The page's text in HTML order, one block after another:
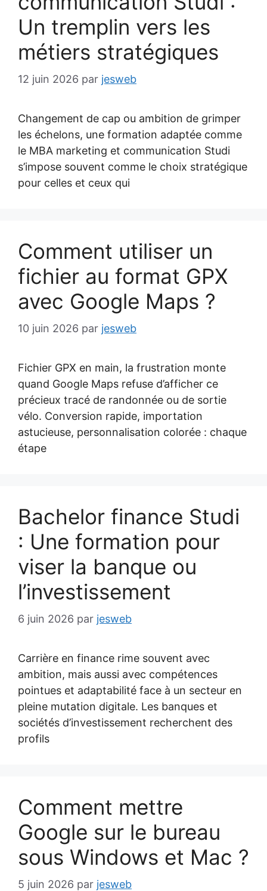
Un tremplin vers les
métiers stratégiques
12 juin 2026 par jesweb
Changement de cap ou ambition de grimper
les échelons, une formation adaptée comme
le MBA marketing et communication Studi
s’impose souvent comme le choix stratégique
pour celles et ceux qui
Comment utiliser un
fichier au format GPX
avec Google Maps ?
10 juin 2026 par jesweb
Fichier GPX en main, la frustration monte
quand Google Maps refuse d’afficher ce
précieux tracé de randonnée ou de sortie
vélo. Conversion rapide, importation
astucieuse, personnalisation colorée : chaque
étape
Bachelor finance Studi
: Une formation pour
viser la banque ou
l’investissement
6 juin 2026 par jesweb
Carrière en finance rime souvent avec
ambition, mais aussi avec compétences
pointues et adaptabilité face à un secteur en
pleine mutation digitale. Les banques et
sociétés d’investissement recherchent des
profils
Comment mettre
Google sur le bureau
sous Windows et Mac ?
5 juin 2026 par jesweb